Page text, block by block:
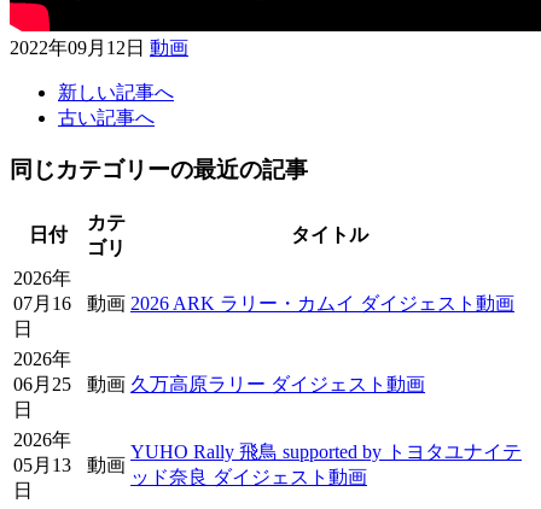
2022年09月12日 動画
新しい記事へ
古い記事へ
同じカテゴリーの最近の記事
日付
カテ
ゴリ
タイトル
2026年
07月16
日
動画 2026 ARK ラリー・カムイ ダイジェスト動画
2026年
06月25
日
動画 久万高原ラリー ダイジェスト動画
2026年
05月13
日
動画
YUHO Rally 飛鳥 supported by トヨタユナイテ
ッド奈良 ダイジェスト動画